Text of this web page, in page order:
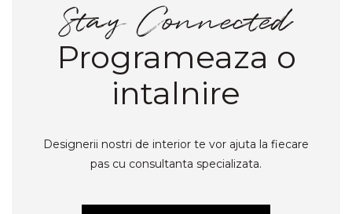
Programeaza o
intalnire
Designerii nostri de interior te vor ajuta la fiecare
pas cu consultanta specializata.